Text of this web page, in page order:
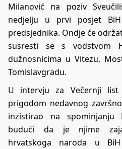
Milanović na poziv
nedjelju u prvi posjet
predsjednika. Ondje će
susresti se s vodstvom
dužnosnicima u Vitezu,
Tomislavgradu.
U intervju za Večernji
prigodom nedavnog
inzistirao na spominjanju
budući da je njime
hrvatskoga naroda u